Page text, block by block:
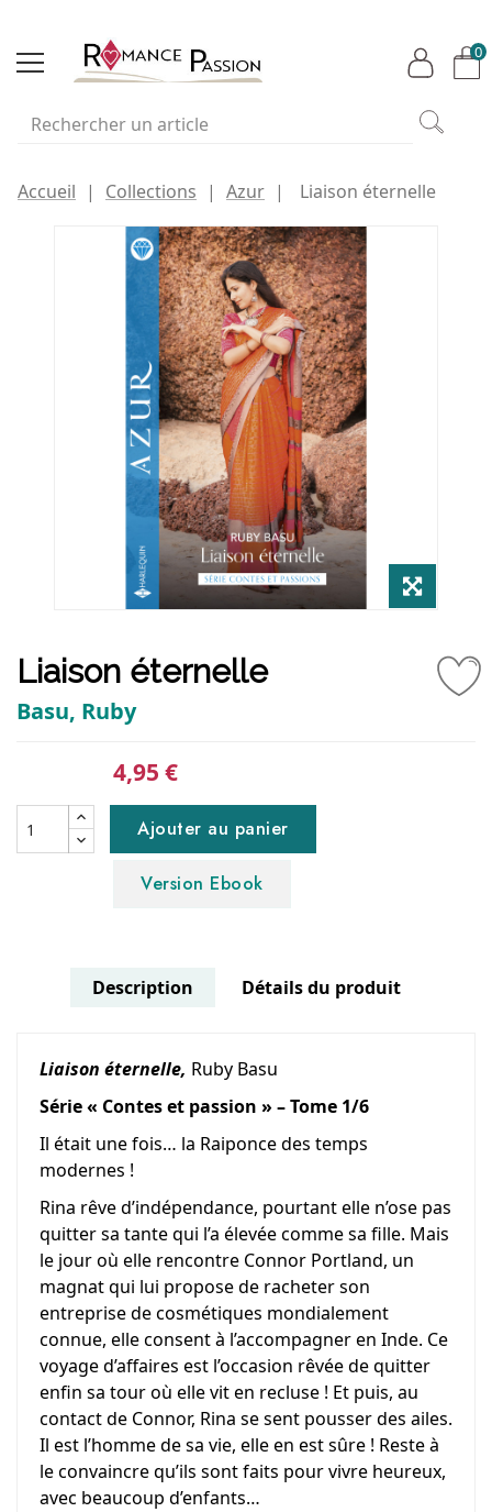
0
Accueil Collections Azur Liaison éternelle
Liaison éternelle
Basu, Ruby
4,95 €
Ajouter au panier
Version Ebook
Description Détails du produit
Liaison éternelle, Ruby Basu
Série « Contes et passion » – Tome 1/6
Il était une fois… la Raiponce des temps
modernes !
Rina rêve d’indépendance, pourtant elle n’ose pas
quitter sa tante qui l’a élevée comme sa fille. Mais
le jour où elle rencontre Connor Portland, un
magnat qui lui propose de racheter son
entreprise de cosmétiques mondialement
connue, elle consent à l’accompagner en Inde. Ce
voyage d’affaires est l’occasion rêvée de quitter
enfin sa tour où elle vit en recluse ! Et puis, au
contact de Connor, Rina se sent pousser des ailes.
Il est l’homme de sa vie, elle en est sûre ! Reste à
le convaincre qu’ils sont faits pour vivre heureux,
avec beaucoup d’enfants…